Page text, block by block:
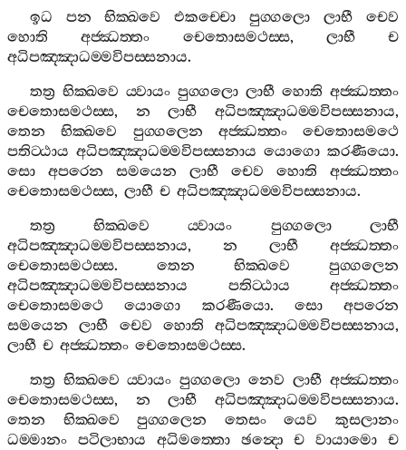
ඉධ
පන භික‍්ඛවෙ එකච‍්චො පුග‍්ගලො ලාභී
චෙව
හොති
අජ‍්ඣත‍්තං චෙතොසමථස‍්ස, ලාභී
ච
අධිපඤ‍්ඤාධම‍්මවිපස‍්සනාය.
තත්‍ර භික‍්ඛවෙ ය‍්වායං පුග‍්ගලො ලාභී හොති අජ‍්ඣත‍්තං
චෙතොසමථස‍්ස, න ලාභී අධිපඤ‍්ඤාධම‍්මවිපස‍්සනාය,
තෙන
භික‍්ඛවෙ පුග‍්ගලෙන අජ‍්ඣත‍්තං
චෙතොසමථෙ
පතිට‍්ඨාය අධිපඤ‍්ඤාධම‍්මවිපස‍්සනාය යොගො කරණීයො.
සො
අපරෙන සමයෙන ලාභී චෙව හොති
අජ‍්ඣත‍්තං
චෙතොසමථස‍්ස, ලාභී ච අධිපඤ‍්ඤාධම‍්මවිපස‍්සනාය.
තත්‍ර
භික‍්ඛවෙ ය‍්වායං පුග‍්ගලො
ලාභී
අධිපඤ‍්ඤාධම‍්මවිපස‍්සනාය, න ලාභී
අජ‍්ඣත‍්තං
චෙතොසමථස‍්ස. තෙන භික‍්ඛවෙ
පුග‍්ගලෙන
අධිපඤ‍්ඤාධම‍්මවිපස‍්සනාය
පතිට‍්ඨාය
අජ‍්ඣත‍්තං
චෙතොසමථෙ
යොගො කරණීයො. සො
අපරෙන
සමයෙන
ලාභී චෙව හොති අධිපඤ‍්ඤාධම‍්මවිපස‍්සනාය,
ලාභී ච අජ‍්ඣත‍්තං චෙතොසමථස‍්ස.
තත්‍ර භික‍්ඛවෙ ය‍්වායං පුග‍්ගලො නෙව ලාභී අජ‍්ඣත‍්තං
චෙතොසමථස‍්ස, න ලාභී අධිපඤ‍්ඤාධම‍්මවිපස‍්සනාය.
තෙන
භික‍්ඛවෙ පුග‍්ගලෙන තෙසං යෙව
කුසලානං
ධම‍්මානං
පටිලාභාය අධිමත‍්තො ඡන්‍දො ච වායාමො
ච